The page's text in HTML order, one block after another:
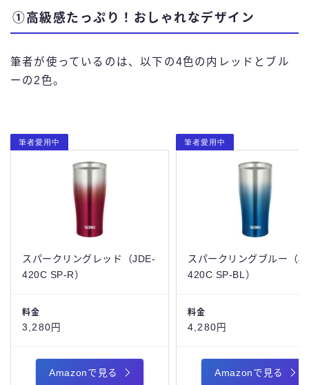
①高級感たっぷり！おしゃれなデザイン
筆者が使っているのは、以下の4色の内レッドとブル
ーの2色。
筆者愛用中
スパークリングレッド（JDE-
420C SP-R）
料金
3,280円
Amazonで見る
筆者愛用中
スパークリングブルー（
420C SP-BL）
料金
4,280円
Amazonで見る